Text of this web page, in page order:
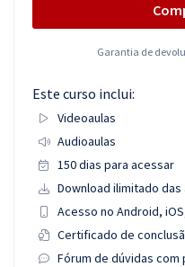
Garantia de
Este curso inclui:
Videoaulas
Audioaulas
150 dias para acessar
Download ilimitado das
Acesso no Android,
Certificado de
Fórum de dúvidas